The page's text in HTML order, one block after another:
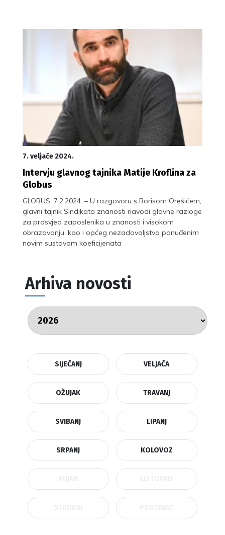
7. veljače 2024.
Intervju glavnog tajnika Matije Kroflina za
Globus
GLOBUS, 7.2.2024. – U razgovoru s Borisom Orešićem,
glavni tajnik Sindikata znanosti navodi glavne razloge
za prosvjed zaposlenika u znanosti i visokom
obrazovanju, kao i općeg nezadovoljstva ponuđenim
novim sustavom koeficijenata
Arhiva novosti
SIJEČANJ VELJAČA
OŽUJAK TRAVANJ
SVIBANJ LIPANJ
SRPANJ KOLOVOZ